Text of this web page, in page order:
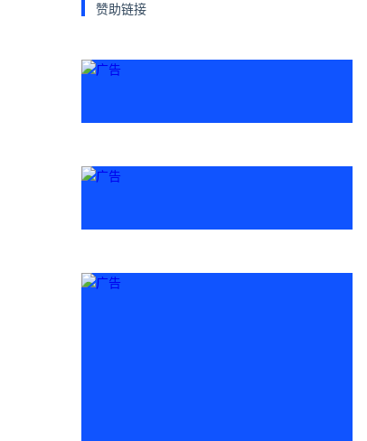
赞助链接